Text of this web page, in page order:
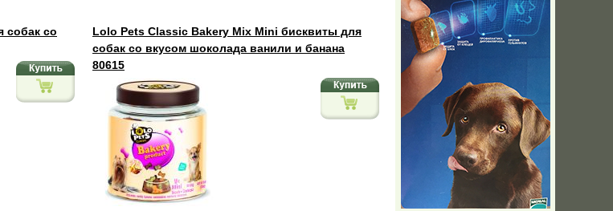
собак со
Lolo Pets Classic Bakery Mix Mini бисквиты для
собак со вкусом шоколада ванили и банана
80615